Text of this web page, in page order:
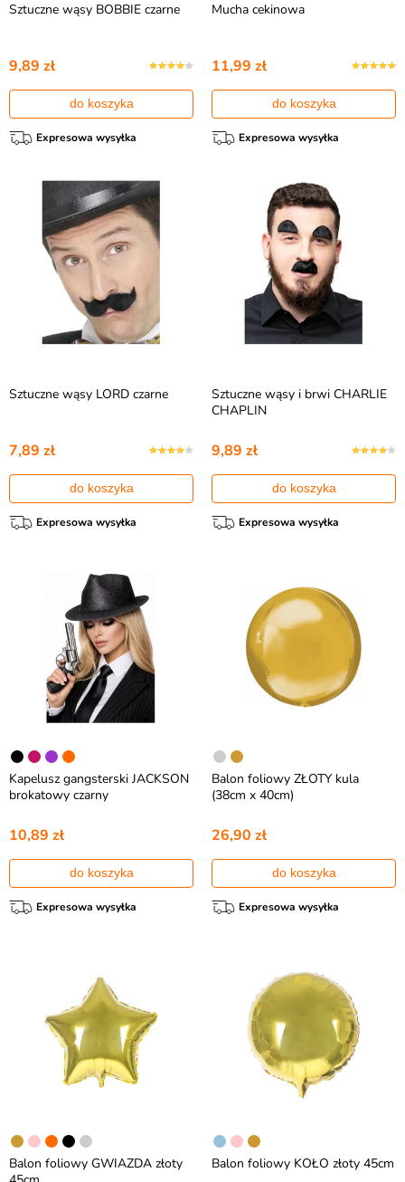
Sztuczne wąsy BOBBIE czarne
9,89 zł
do koszyka
Expresowa wysyłka
Mucha cekinowa
11,99 zł
do koszyka
Expresowa wysyłka
Sztuczne wąsy LORD czarne
7,89 zł
do koszyka
Expresowa wysyłka
Sztuczne wąsy i brwi CHARLIE
CHAPLIN
9,89 zł
do koszyka
Expresowa wysyłka
Kapelusz gangsterski JACKSON
brokatowy czarny
10,89 zł
do koszyka
Expresowa wysyłka
Balon foliowy ZŁOTY kula
(38cm x 40cm)
26,90 zł
do koszyka
Expresowa wysyłka
Balon foliowy GWIAZDA złoty
Balon foliowy KOŁO złoty 45cm